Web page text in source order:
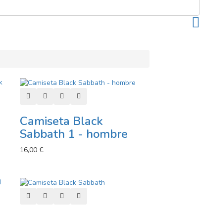
Añadir al carro
Añadir a lista de deseos
Añadir a comparador
Vista rápida
Camiseta Black
Sabbath 1 - hombre
16,00 €
Añadir al carro
Añadir a lista de deseos
Añadir a comparador
Vista rápida